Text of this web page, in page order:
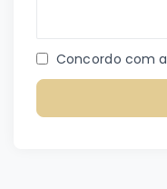
Concordo com a